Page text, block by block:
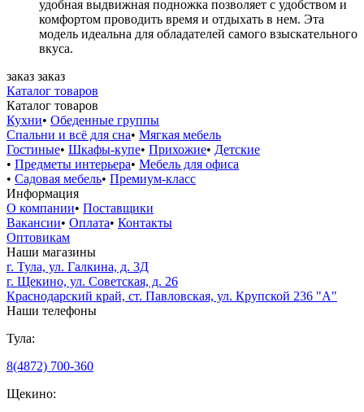
удобная выдвижная подножка позволяет с удобством и
комфортом проводить время и отдыхать в нем. Эта
модель идеальна для обладателей самого взыскательного
вкуса.
заказ заказ
Каталог товаров
Каталог товаров
Кухни• Обеденные группы
Спальни и всё для сна• Мягкая мебель
Гостиные• Шкафы-купе• Прихожие• Детские
• Предметы интерьера• Мебель для офиса
• Садовая мебель• Премиум-класс
Информация
О компании• Поставщики
Вакансии• Оплата• Контакты
Оптовикам
Наши магазины
г. Тула, ул. Галкина, д. 3Д
г. Щекино, ул. Советская, д. 26
Краснодарский край, ст. Павловская, ул. Крупской 236 "А"
Наши телефоны
Тула:
8(4872) 700-360
Щекино: